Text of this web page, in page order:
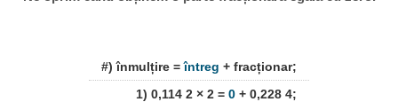
#) înmulțire =întreg + fracționar;
1) 0,114 2 × 2 = 0 + 0,228 4;